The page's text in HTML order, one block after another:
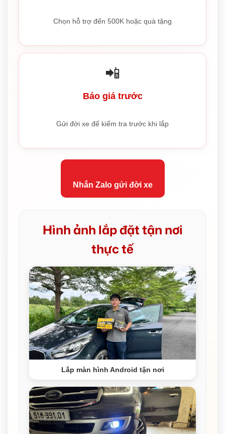
Chọn hỗ trợ đến 500K hoặc quà tặng
📲
Báo giá trước
Gửi đời xe để kiểm tra trước khi lắp
Nhắn Zalo gửi đời xe
Hình ảnh lắp đặt tận nơi
thực tế
Lắp màn hình Android tận nơi